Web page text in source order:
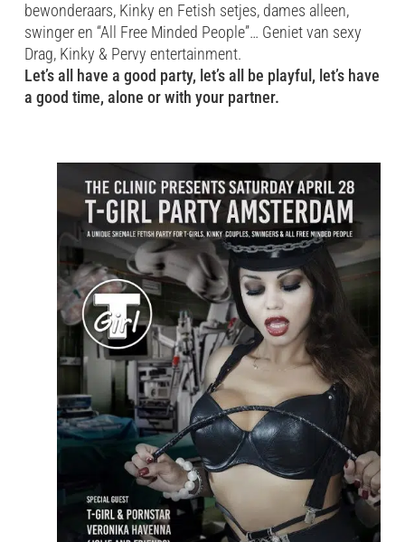
bewonderaars, Kinky en Fetish setjes, dames alleen,
swinger en “All Free Minded People”… Geniet van sexy
Drag, Kinky & Pervy entertainment.
Let’s all have a good party, let’s all be playful, let’s have
a good time, alone or with your partner.